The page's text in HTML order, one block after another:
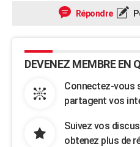
Répondre
DEVENEZ MEMBRE EN
Connectez-vous
partagent vos
Suivez vos
obtenez plus de